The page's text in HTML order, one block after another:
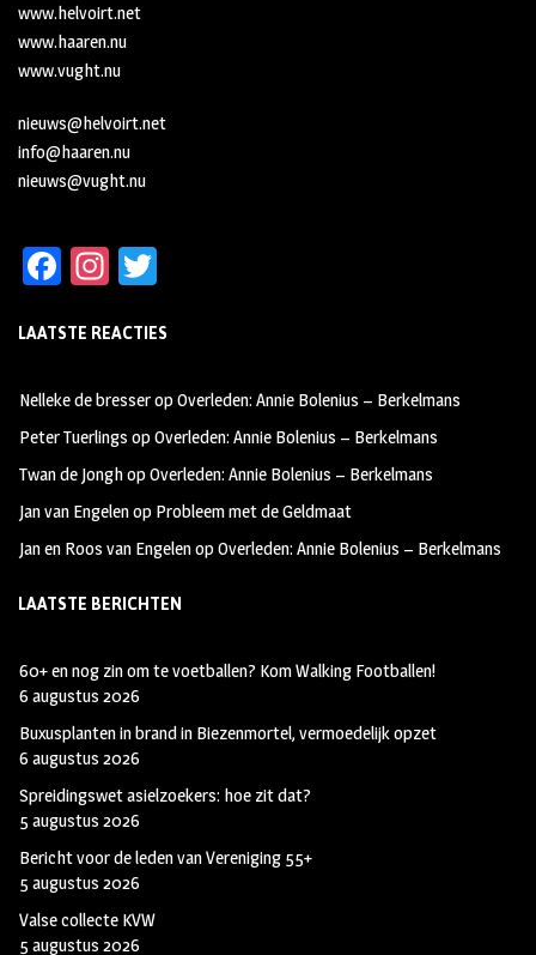
www.helvoirt.net
www.haaren.nu
www.vught.nu
nieuws@helvoirt.net
info@haaren.nu
nieuws@vught.nu
Fa
b
oo
k
In
ag
m
tt
LAATSTE REACTIES
Nelleke de bresseropOverleden: Annie Bolenius – Berkelmans
Peter Tuerlings opOverleden: Annie Bolenius – Berkelmans
Twan de JonghopOverleden: Annie Bolenius – Berkelmans
Jan van Engelenop Probleem met de Geldmaat
Jan en Roos van EngelenopOverleden: Annie Bolenius – Berkelmans
LAATSTE BERICHTEN
60+ en nog zin om te voetballen? Kom Walking Footballen!
6 augustus 2026
Buxusplanten in brand in Biezenmortel, vermoedelijk opzet
6 augustus 2026
Spreidingswet asielzoekers: hoe zit dat?
5 augustus 2026
Bericht voor de leden van Vereniging 55+
5 augustus 2026
Valse collecte KVW
5 augustus 2026